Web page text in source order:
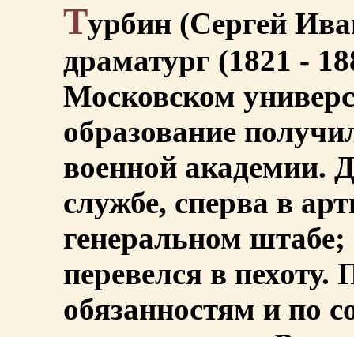
Турбин (Сергей
драматург (1821 -
Московском
образование
военной академии.
службе, сперва в
генеральном
перевелся в
обязанностям и по